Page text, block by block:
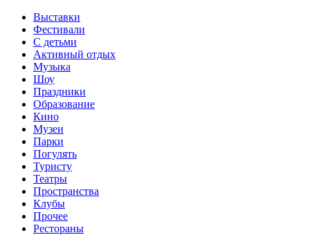
Выставки
Фестивали
С детьми
Активный отдых
Музыка
Шоу
Праздники
Образование
Кино
Музеи
Парки
Погулять
Туристу
Театры
Пространства
Клубы
Прочее
Рестораны